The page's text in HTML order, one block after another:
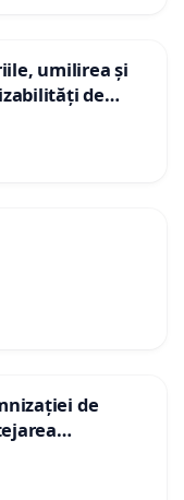
umilirea și
de
de